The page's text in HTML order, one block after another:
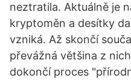
neztratila. Aktuálně je
kryptoměn a desítky
vzniká. Až skončí
převážná většina z
dokončí proces